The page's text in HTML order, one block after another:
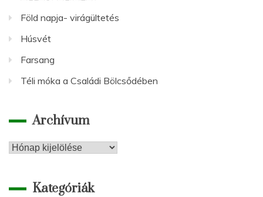
Föld napja- virágültetés
Húsvét
Farsang
Téli móka a Családi Bölcsődében
Archívum
Archívum
Kategóriák